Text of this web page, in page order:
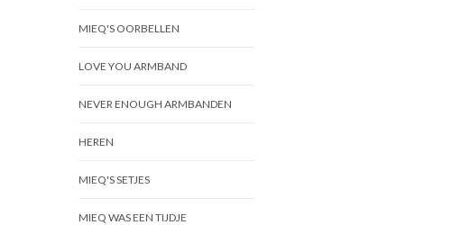
MIEQ'S OORBELLEN
LOVE YOU ARMBAND
NEVER ENOUGH ARMBANDEN
HEREN
MIEQ'S SETJES
MIEQ WAS EEN TIJDJE